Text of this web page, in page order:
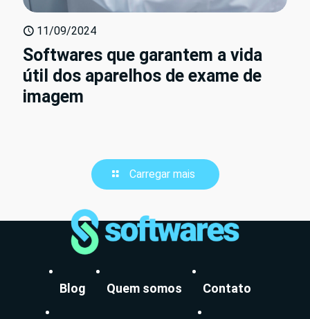
11/09/2024
Softwares que garantem a vida
útil dos aparelhos de exame de
imagem
Carregar mais
Blog Quem somos Contato